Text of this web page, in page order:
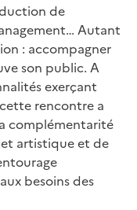
de
Autant
: accompagner
son public. A
exerçant
rencontre a
complémentarité
artistique et de
besoins des